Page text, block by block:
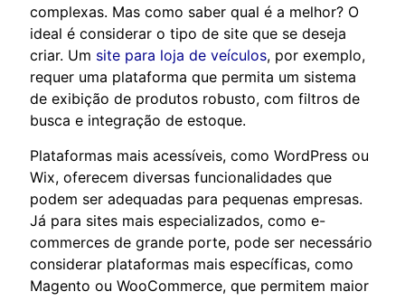
complexas. Mas como saber qual é a melhor? O
ideal é considerar o tipo de site que se deseja
criar. Um site para loja de veículos, por exemplo,
requer uma plataforma que permita um sistema
de exibição de produtos robusto, com filtros de
busca e integração de estoque.
Plataformas mais acessíveis, como WordPress ou
Wix, oferecem diversas funcionalidades que
podem ser adequadas para pequenas empresas.
Já para sites mais especializados, como e-
commerces de grande porte, pode ser necessário
considerar plataformas mais específicas, como
Magento ou WooCommerce, que permitem maior